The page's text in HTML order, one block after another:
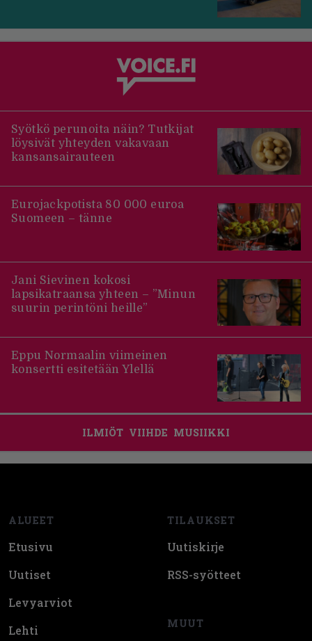
Syötkö perunoita näin? Tutkijat
löysivät yhteyden vakavaan
kansansairauteen
Eurojackpotista 80 000 euroa
Suomeen – tänne
Jani Sievinen kokosi
lapsikatraansa yhteen – ”Minun
suurin perintöni heille”
Eppu Normaalin viimeinen
konsertti esitetään Ylellä
ILMIÖT VIIHDE MUSIIKKI
ALUEET
Etusivu
Uutiset
Levyarviot
Lehti
TILAUKSET
Uutiskirje
RSS-syötteet
MUUT